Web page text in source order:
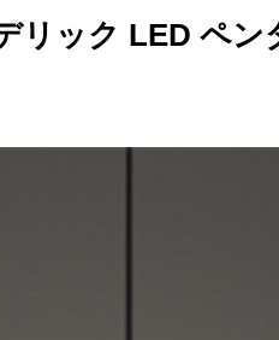
リック LED ペン